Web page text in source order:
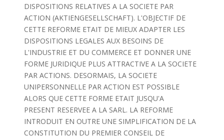
DISPOSITIONS RELATIVES A LA SOCIETE PAR
ACTION (AKTIENGESELLSCHAFT). L'OBJECTIF DE
CETTE REFORME ETAIT DE MIEUX ADAPTER LES
DISPOSITIONS LEGALES AUX BESOINS DE
L'INDUSTRIE ET DU COMMERCE ET DONNER UNE
FORME JURIDIQUE PLUS ATTRACTIVE A LA SOCIETE
PAR ACTIONS. DESORMAIS, LA SOCIETE
UNIPERSONNELLE PAR ACTION EST POSSIBLE
ALORS QUE CETTE FORME ETAIT JUSQU'A
PRESENT RESERVEE A LA SARL. LA REFORME
INTRODUIT EN OUTRE UNE SIMPLIFICATION DE LA
CONSTITUTION DU PREMIER CONSEIL DE